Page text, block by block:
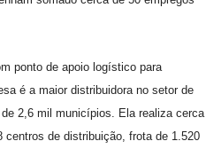
ponto de apoio logístico para
é a maior distribuidora no setor de
2,6 mil municípios. Ela realiza cerca
de distribuição, frota de 1.520